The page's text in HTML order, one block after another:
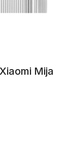
Mija